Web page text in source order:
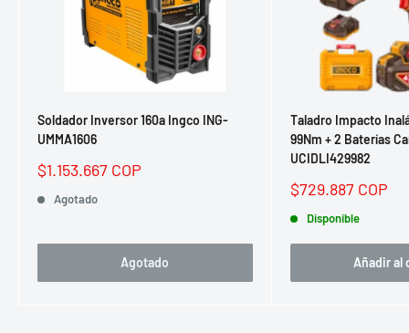
Soldador Inversor 160a Ingco ING-
UMMA1606
Precio
venta
$1.153.667 COP
Agotado
Agotado
Taladro Impacto
99Nm + 2 Baterías
UCIDLI429982
Precio
venta
$729.887 COP
Disponible
Añadir al